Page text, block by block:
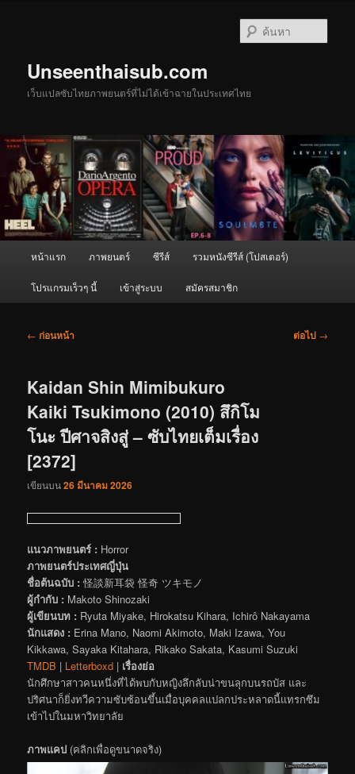
Unseenthaisub.com
เว็บแปลซับไทยภาพยนตร์ที่ไม่ได้เข้าฉายในประเทศไทย
หน้าแรก ภาพยนตร์ ซีรีส์ รวมหนังซีรีส์ (โปสเตอร์)
โปรแกรมเร็วๆ นี้ เข้าสู่ระบบ สมัครสมาชิก
เมนู
← ก่อนหน้า ต่อไป →
Kaidan Shin Mimibukuro
Kaiki Tsukimono (2010) สึกิโม
โนะ ปีศาจสิงสู่ – ซับไทยเต็มเรื่อง
[2372]
เขียนบน26 มีนาคม 2026
แนวภาพยนตร์ : Horror
ภาพยนตร์ประเทศญี่ปุ่น
ชื่อต้นฉบับ : 怪談新耳袋 怪奇 ツキモノ
ผู้กำกับ : Makoto Shinozaki
ผู้เขียนบท : Ryuta Miyake, Hirokatsu Kihara, Ichirô Nakayama
นักแสดง : Erina Mano, Naomi Akimoto, Maki Izawa, You
Kikkawa, Sayaka Kitahara, Rikako Sakata, Kasumi Suzuki
TMDB | Letterboxd | เรื่องย่อ
นักศึกษาสาวคนหนึ่งที่ได้พบกับหญิงลึกลับน่าขนลุกบนรถบัส และ
ปริศนาก็ยิ่งทวีความซับซ้อนขึ้นเมื่อบุคคลแปลกประหลาดนี้แทรกซึม
เข้าไปในมหาวิทยาลัย
ภาพแคป (คลิกเพื่อดูขนาดจริง)